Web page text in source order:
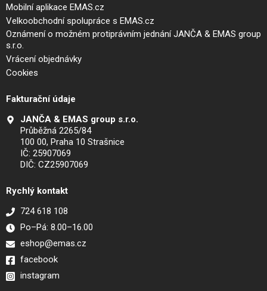
Mobilní aplikace EMAS.cz
Velkoobchodní spolupráce s EMAS.cz
Oznámení o možném protiprávním jednání JANČA & EMAS group
s.r.o.
Vrácení objednávky
Cookies
Fakturační údaje
JANČA & EMAS group s.r.o.
Průběžná 2265/84
100 00, Praha 10 Strašnice
IČ: 25907069
DIČ: CZ25907069
Rychlý kontakt
724 618 108
Po–Pá: 8.00–16.00
eshop@emas.cz
facebook
instagram